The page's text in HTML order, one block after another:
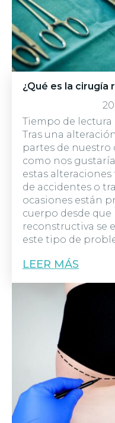
¿Qué es la cirugía
Tiempo de lectura
Tras una
partes de
como nos
estas alteraciones
de accidentes o
ocasiones están
cuerpo desde
reconstructiva se
este tipo de
LEER MÁS